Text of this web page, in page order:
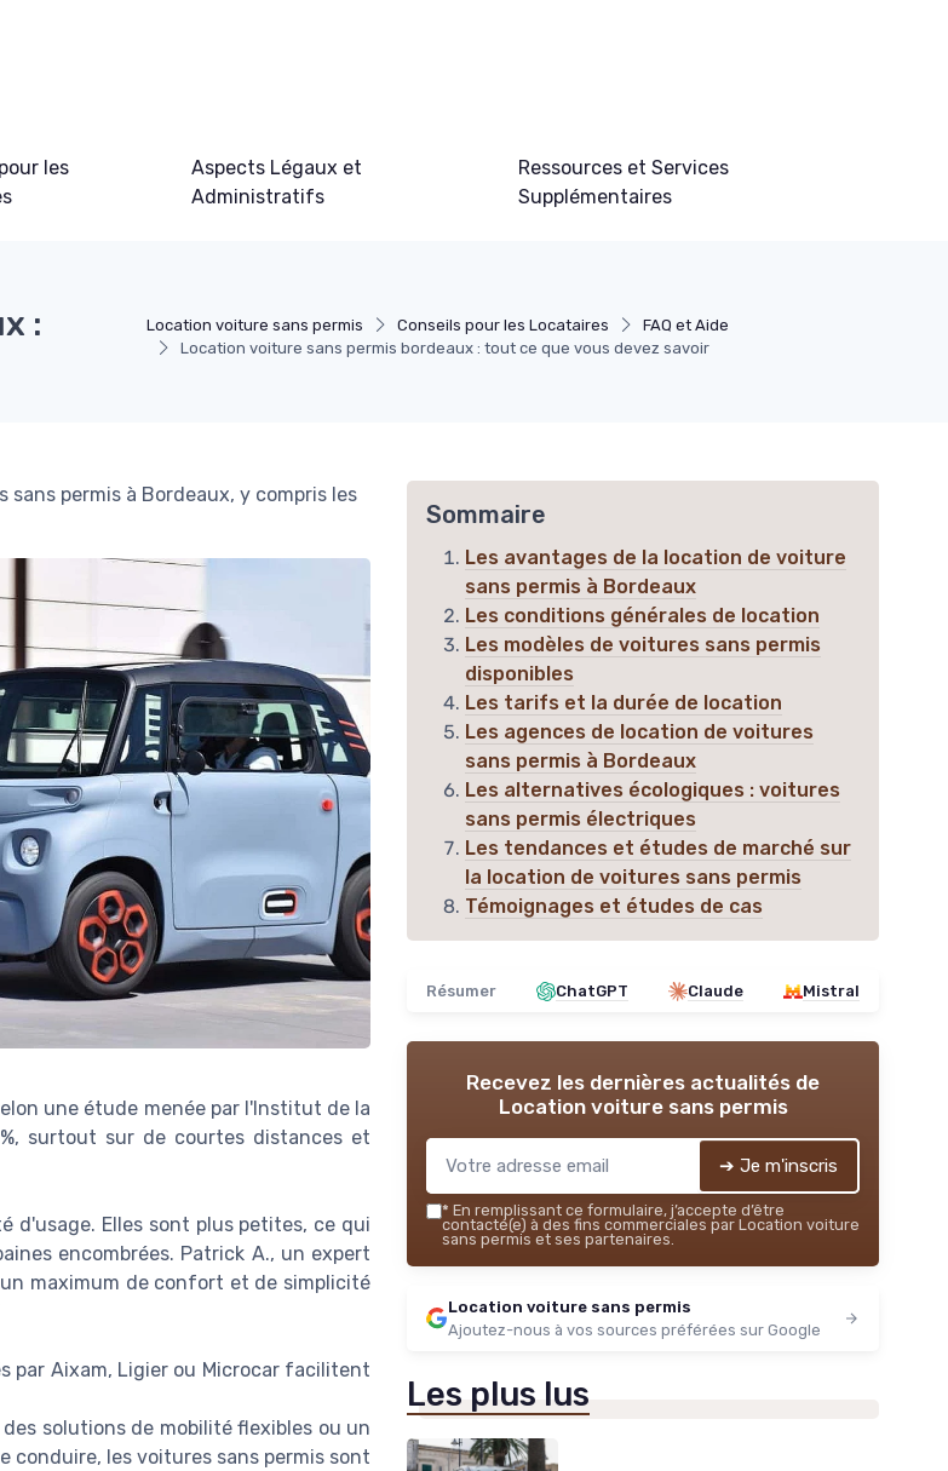
les
Aspects Légaux et
Administratifs
Ressources et Services
Supplémentaires
Location voiture sans permis Conseils pour les Locataires
FAQ et Aide
Location voiture sans permis bordeaux : tout ce que vous devez savoir
:
permis à Bordeaux, y compris les
une étude menée par l'Institut de la
surtout sur de courtes distances et
d'usage. Elles sont plus petites, ce qui
encombrées. Patrick A., un expert
maximum de confort et de simplicité
par Aixam, Ligier ou Microcar facilitent
solutions de mobilité flexibles ou un
conduire, les voitures sans permis sont
Sommaire
Les avantages de la location de voiture
sans permis à Bordeaux
Les conditions générales de location
Les modèles de voitures sans permis
disponibles
Les tarifs et la durée de location
Les agences de location de voitures
sans permis à Bordeaux
Les alternatives écologiques : voitures
sans permis électriques
Les tendances et études de marché sur
la location de voitures sans permis
Témoignages et études de cas
Résumer ChatGPT Claude Mistral
Recevez les dernières actualités de
Location voiture sans permis
➔ Je m'inscris
* En remplissant ce formulaire, j’accepte d’être
contacté(e) à des fins commerciales par Location voiture
sans permis et ses partenaires.
Location voiture sans permis
Ajoutez-nous à vos sources préférées sur Google
Les plus lus